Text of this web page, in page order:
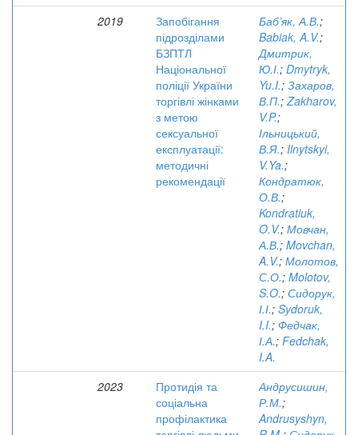
2019
Запобігання
підрозділами
БЗПТЛ
Національної
поліції України
торгівлі жінками
з метою
сексуальної
експлуатації:
методичні
рекомендації
Баб’як, А.В.;
Babiak, A.V.;
Дмитрик,
Ю.І.; Dmytryk,
Yu.I.; Захаров,
В.П.;Zakharov,
V.P.;
Ільницький,
В.Я.; Ilnytskyi,
V.Ya.;
Кондратюк,
О.В.;
Kondratiuk,
O.V.; Мовчан,
А.В.; Movchan,
A.V.; Молотов,
С.О.; Molotov,
S.O.; Сидорук,
І.І.; Sydoruk,
I.I.; Федчак,
І.А.; Fedchak,
I.A.
2023
Протидія та
соціальна
профілактика
Андрусишин,
Р.М.;
Andrusyshyn,